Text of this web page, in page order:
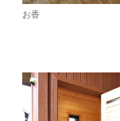
お香